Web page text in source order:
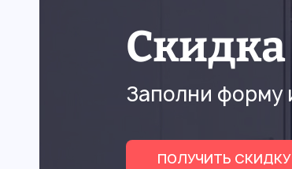
Заполни форму
ПОЛУЧИТЬ СКИДКУ